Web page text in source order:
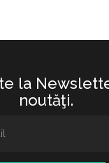
la
noutăţi.